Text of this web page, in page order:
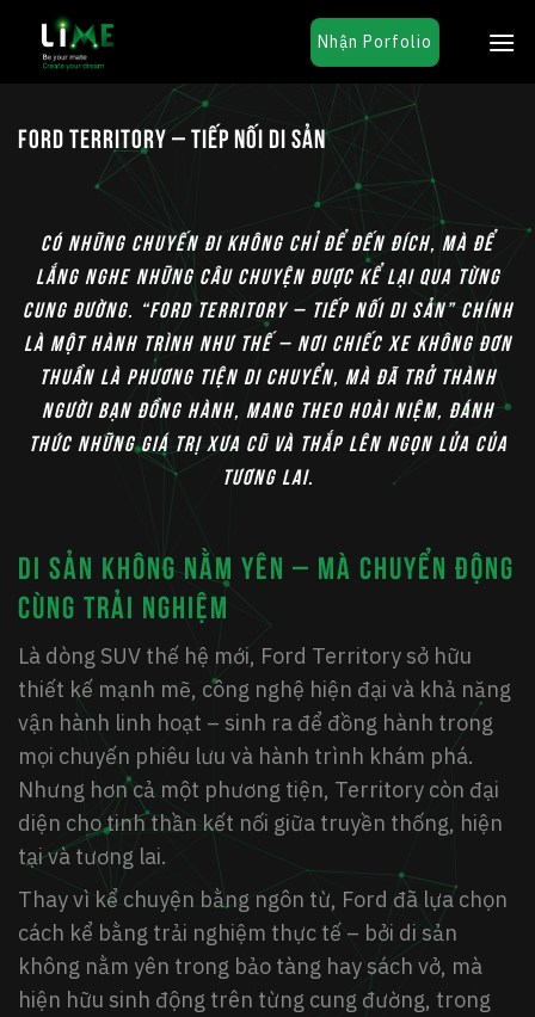
Chuyển
Nhận Porfolio
Ford Territory – Tiếp Nối Di Sản
Có những chuyến đi không chỉ để đến đích, mà để
lắng nghe những câu chuyện được kể lại qua từng
cung đường. “Ford Territory – Tiếp Nối Di Sản” chính
là một hành trình như thế – nơi chiếc xe không đơn
thuần là phương tiện di chuyển, mà đã trở thành
người bạn đồng hành, mang theo hoài niệm, đánh
thức những giá trị xưa cũ và thắp lên ngọn lửa của
tương lai.
Di sản không nằm yên – mà chuyển động
cùng trải nghiệm
Là dòng SUV thế hệ mới, Ford Territory sở hữu
thiết kế mạnh mẽ, công nghệ hiện đại và khả năng
vận hành linh hoạt – sinh ra để đồng hành trong
mọi chuyến phiêu lưu và hành trình khám phá.
Nhưng hơn cả một phương tiện, Territory còn đại
diện cho tinh thần kết nối giữa truyền thống, hiện
tại và tương lai.
Thay vì kể chuyện bằng ngôn từ, Ford đã lựa chọn
cách kể bằng trải nghiệm thực tế – bởi di sản
không nằm yên trong bảo tàng hay sách vở, mà
hiện hữu sinh động trên từng cung đường, trong